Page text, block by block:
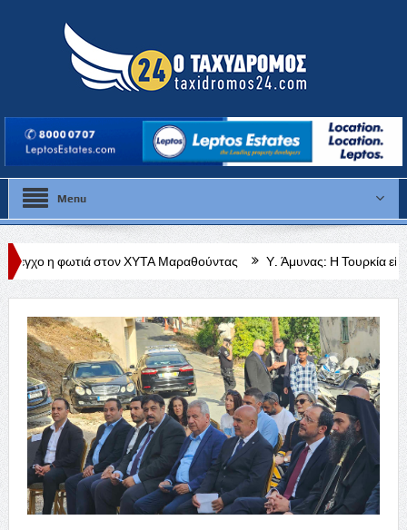
Menu
ΧΥΤΑ Μαραθούντας Υ. Άμυνας: Η Τουρκία είναι η τελευταία χώρα